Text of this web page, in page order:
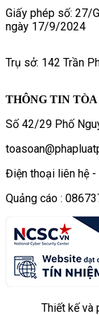
Giấy phép số: 27/
ngày 17/9/2024
Trụ sở: 142 Trần
THÔNG TIN TÒA
Số 42/29 Phố
Điện thoại liên hệ
Quảng cáo :
Thiết kế và